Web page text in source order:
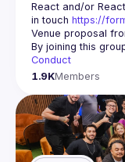
React and/or
in touch https://
Venue proposal
By joining this
Conduct
1.9KMembers